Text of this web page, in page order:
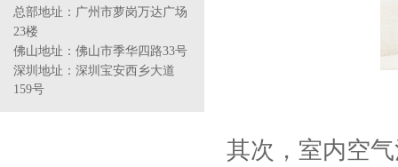
总部地址： 广州市萝岗万达广场
23楼
佛山地址： 佛山市季华四路33号
深圳地址：深圳宝安西乡大道
159号
其次 ，室内空